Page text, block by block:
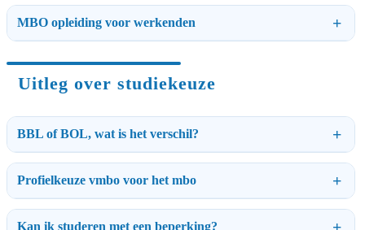
MBO opleiding voor werkenden
Uitleg over studiekeuze
BBL of BOL, wat is het verschil?
Profielkeuze vmbo voor het mbo
Kan ik studeren met een beperking?